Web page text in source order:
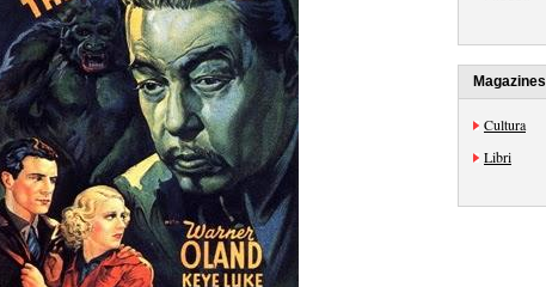
Magazines
Cultura
Libri